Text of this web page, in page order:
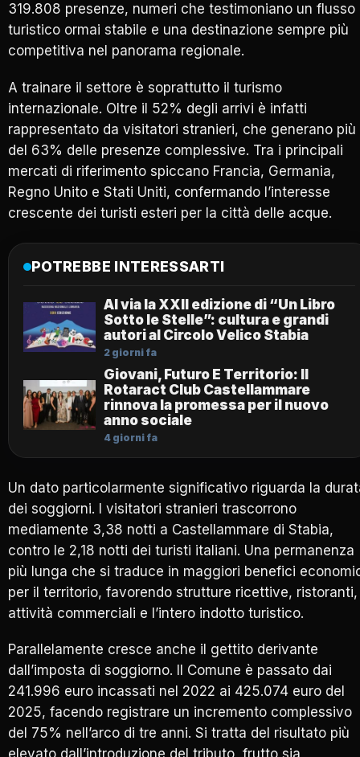
319.808 presenze, numeri che testimoniano un flusso
turistico ormai stabile e una destinazione sempre più
competitiva nel panorama regionale.
A trainare il settore è soprattutto il turismo
internazionale. Oltre il 52% degli arrivi è infatti
rappresentato da visitatori stranieri, che generano più
del 63% delle presenze complessive. Tra i principali
mercati di riferimento spiccano Francia, Germania,
Regno Unito e Stati Uniti, confermando l’interesse
crescente dei turisti esteri per la città delle acque.
POTREBBE INTERESSARTI
Al via la XXII edizione di “Un Libro
Sotto le Stelle”: cultura e grandi
autori al Circolo Velico Stabia
2 giorni fa
Giovani, Futuro E Territorio: Il
Rotaract Club Castellammare
rinnova la promessa per il nuovo
anno sociale
4 giorni fa
Un dato particolarmente significativo riguarda la
dei soggiorni. I visitatori stranieri trascorrono
mediamente 3,38 notti a Castellammare di Stabia,
contro le 2,18 notti dei turisti italiani. Una permanenza
più lunga che si traduce in maggiori benefici
per il territorio, favorendo strutture ricettive, ristoranti,
attività commerciali e l’intero indotto turistico.
Parallelamente cresce anche il gettito derivante
dall’imposta di soggiorno. Il Comune è passato dai
241.996 euro incassati nel 2022 ai 425.074 euro del
2025, facendo registrare un incremento complessivo
del 75% nell’arco di tre anni. Si tratta del risultato più